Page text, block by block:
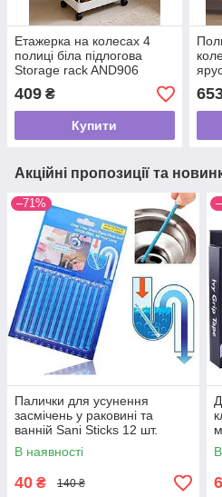
Етажерка на колесах 4
полиці біла підлогова
Storage rack AND906
409 ₴
Купити
Акційні пропозиції та
–71%
Палички для усунення
засмічень у раковині та
ванній Sani Sticks 12 шт.
В наявності
40 ₴ 140 ₴